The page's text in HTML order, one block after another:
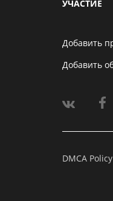
УЧАСТИЕ
Добавить
Добавить
DMCA Policy